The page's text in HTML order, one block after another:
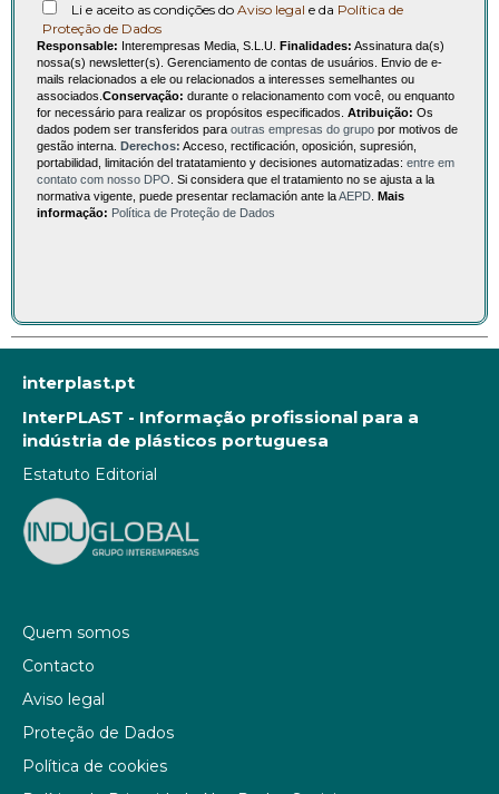
Li e aceito as condições do Aviso legal e da Política de
Proteção de Dados
Responsable: Interempresas Media, S.L.U. Finalidades: Assinatura da(s)
nossa(s) newsletter(s). Gerenciamento de contas de usuários. Envio de e-
mails relacionados a ele ou relacionados a interesses semelhantes ou
associados. Conservação: durante o relacionamento com você, ou enquanto
for necessário para realizar os propósitos especificados. Atribuição: Os
dados podem ser transferidos para outras empresas do grupo por motivos de
gestão interna.
Derechos: Acceso, rectificación, oposición, supresión,
portabilidad, limitación del tratatamiento y decisiones automatizadas: entre em
contato com nosso DPO . Si considera que el tratamiento no se ajusta a la
normativa vigente, puede presentar reclamación ante laAEPD
Mais
informação: Política de Proteção de Dados
interplast.pt
InterPLAST - Informação profissional para a
indústria de plásticos portuguesa
Estatuto Editorial
Quem somos
Contacto
Aviso legal
Proteção de Dados
Política de cookies